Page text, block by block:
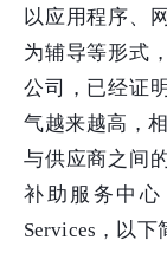
以应用程序、
为辅导等形式
公司，已经证
气越来越高，
与供应商之间
补助服务中心
Services，以